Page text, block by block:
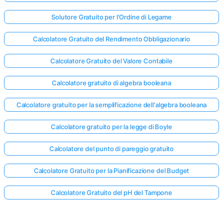
Solutore Gratuito per l'Ordine di Legame
Calcolatore Gratuito del Rendimento Obbligazionario
Calcolatore Gratuito del Valore Contabile
Calcolatore gratuito di algebra booleana
Calcolatore gratuito per la semplificazione dell'algebra booleana
Calcolatore gratuito per la legge di Boyle
Calcolatore del punto di pareggio gratuito
Calcolatore Gratuito per la Pianificazione del Budget
Calcolatore Gratuito del pH del Tampone